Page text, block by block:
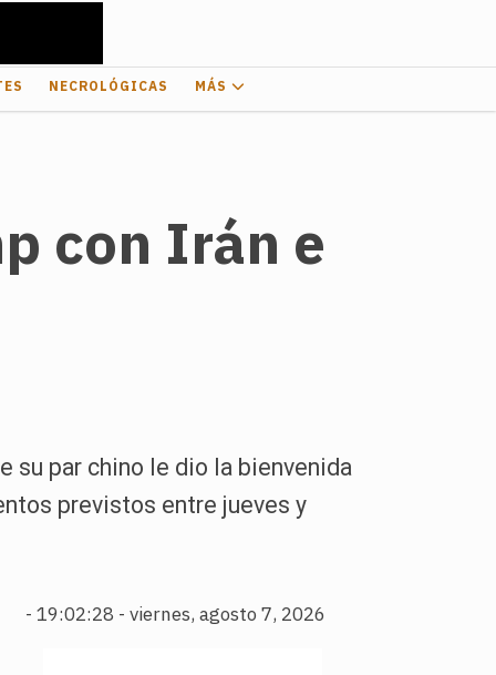
NECROLÓGICAS MÁS
con Irán e
su par chino le dio la bienvenida
previstos entre jueves y
- 19:02:29 - viernes, agosto 7, 2026